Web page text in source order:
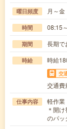
曜日頻度 月～金
時間 08:15
期間 長期で
時給 時給
交
交通費
仕事内容
軽作業
＊開
のパッ